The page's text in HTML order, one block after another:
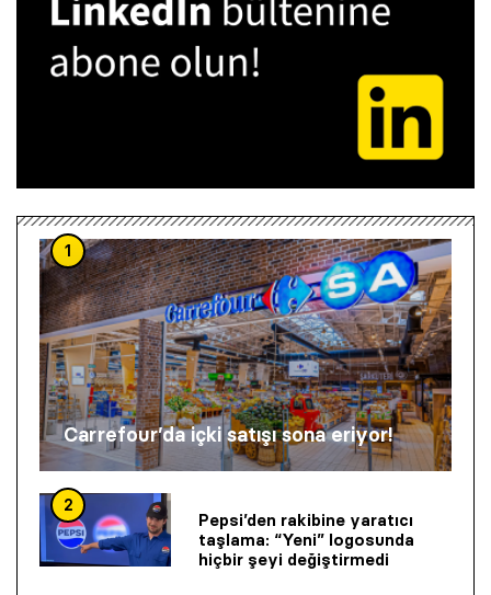
1
Carrefour’da içki satışı sona eriyor!
2
Pepsi’den rakibine yaratıcı
taşlama: “Yeni” logosunda
hiçbir şeyi değiştirmedi